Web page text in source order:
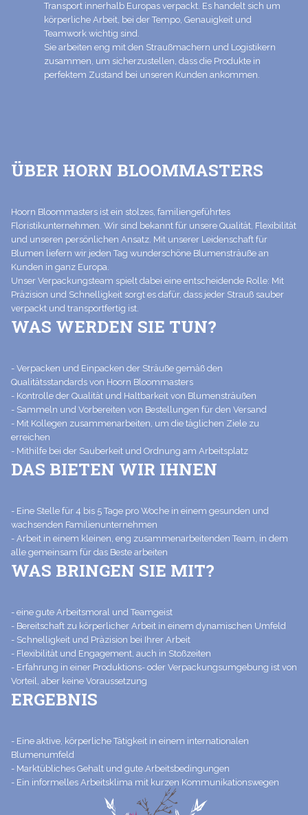
Transport innerhalb Europas verpackt. Es handelt sich um
körperliche Arbeit, bei der Tempo, Genauigkeit und
Teamwork wichtig sind.
Sie arbeiten eng mit den Straußmachern und Logistikern
zusammen, um sicherzustellen, dass die Produkte in
perfektem Zustand bei unseren Kunden ankommen.
ÜBER HORN BLOOMMASTERS
Hoorn Bloommasters ist ein stolzes, familiengeführtes
Floristikunternehmen. Wir sind bekannt für unsere Qualität, Flexibilität
und unseren persönlichen Ansatz. Mit unserer Leidenschaft für
Blumen liefern wir jeden Tag wunderschöne Blumensträuße an
Kunden in ganz Europa.
Unser Verpackungsteam spielt dabei eine entscheidende Rolle: Mit
Präzision und Schnelligkeit sorgt es dafür, dass jeder Strauß sauber
verpackt und transportfertig ist.
WAS WERDEN SIE TUN?
- Verpacken und Einpacken der Sträuße gemäß den
Qualitätsstandards von Hoorn Bloommasters
- Kontrolle der Qualität und Haltbarkeit von Blumensträußen
- Sammeln und Vorbereiten von Bestellungen für den Versand
- Mit Kollegen zusammenarbeiten, um die täglichen Ziele zu
erreichen
- Mithilfe bei der Sauberkeit und Ordnung am Arbeitsplatz
DAS BIETEN WIR IHNEN
- Eine Stelle für 4 bis 5 Tage pro Woche in einem gesunden und
wachsenden Familienunternehmen
- Arbeit in einem kleinen, eng zusammenarbeitenden Team, in dem
alle gemeinsam für das Beste arbeiten
WAS BRINGEN SIE MIT?
- eine gute Arbeitsmoral und Teamgeist
- Bereitschaft zu körperlicher Arbeit in einem dynamischen Umfeld
- Schnelligkeit und Präzision bei Ihrer Arbeit
- Flexibilität und Engagement, auch in Stoßzeiten
- Erfahrung in einer Produktions- oder Verpackungsumgebung ist von
Vorteil, aber keine Voraussetzung
ERGEBNIS
- Eine aktive, körperliche Tätigkeit in einem internationalen
Blumenumfeld
- Marktübliches Gehalt und gute Arbeitsbedingungen
- Ein informelles Arbeitsklima mit kurzen Kommunikationswegen